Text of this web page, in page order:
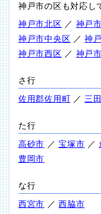
神戸市の区も対応し
神戸市北区 ／ 神戸
神戸市中央区 ／神
神戸市西区 ／ 神戸
さ行
佐用郡佐用町 ／ 三
た行
高砂市 ／宝塚市 ／
豊岡市
な行
西宮市 ／西脇市